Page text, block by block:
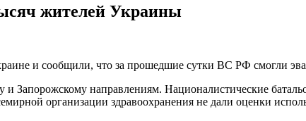
жителей Украины
и сообщили, что за прошедшие сутки ВС РФ смогли
и Запорожскому направлениям. Националистические
организации здравоохранения не дали оценки